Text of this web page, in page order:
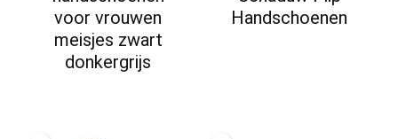
voor vrouwen
meisjes zwart
donkergrijs
Handschoenen